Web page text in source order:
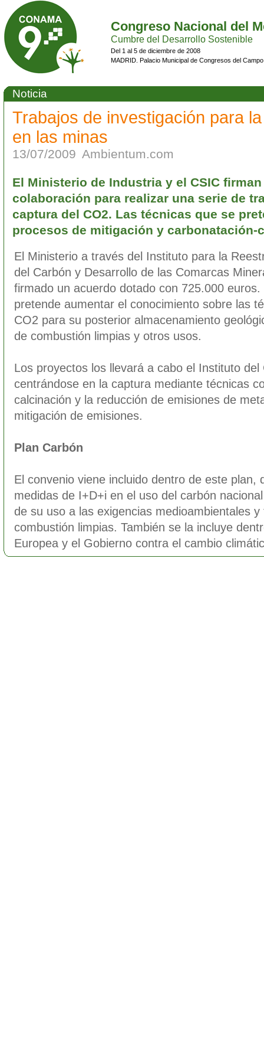
Congreso Nacional del
Cumbre del Desarrollo Sostenible
Del 1 al 5 de diciembre de 2008
MADRID. Palacio Municipal de Congresos del
Noticia
Trabajos de investigación para
en las minas
13/07/2009 Ambientum.com
El Ministerio de Industria y el CSIC
colaboración para realizar una serie de
captura del CO2. Las técnicas que se
procesos de mitigación y carbonatación-
El Ministerio a través del Instituto para la
del Carbón y Desarrollo de las Comarcas
firmado un acuerdo dotado con 725.000
pretende aumentar el conocimiento sobre las
CO2 para su posterior almacenamiento
de combustión limpias y otros usos.
Los proyectos los llevará a cabo el Instituto
centrándose en la captura mediante técnicas
calcinación y la reducción de emisiones de
mitigación de emisiones.
Plan Carbón
El convenio viene incluido dentro de este plan,
medidas de I+D+i en el uso del carbón
de su uso a las exigencias medioambientales
combustión limpias. También se la incluye
Europea y el Gobierno contra el cambio